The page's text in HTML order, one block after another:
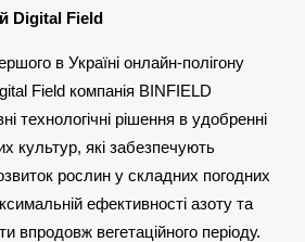
Digital Field
в Україні онлайн-полігону
Field компанія BINFIELD
технологічні рішення в удобренні
культур, які забезпечують
рослин у складних погодних
ефективності азоту та
впродовж вегетаційного періоду.